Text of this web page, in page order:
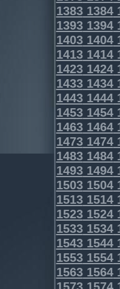
13831384
13931394
14031404
14131414
14231424
14331434
14431444
14531454
14631464
14731474
14831484
14931494
15031504
15131514
15231524
15331534
15431544
15531554
15631564